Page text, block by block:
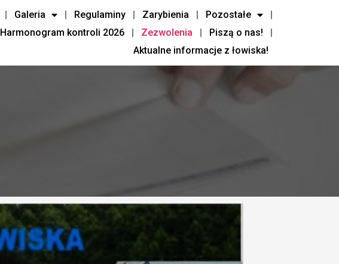
Galeria Regulaminy Zarybienia
Pozostałe
Harmonogram kontroli 2026 Zezwolenia
Piszą o nas!
Aktualne informacje z łowiska!